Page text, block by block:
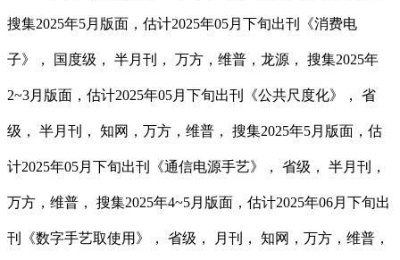
搜集2025年5月版面，估计2025年05月下旬出刊《消费电
子》， 国度级， 半月刊， 万方，维普，龙源， 搜集2025年
2~3月版面，估计2025年05月下旬出刊《公共尺度化》， 省
级， 半月刊， 知网，万方，维普， 搜集2025年5月版面，估
计2025年05月下旬出刊《通信电源手艺》， 省级， 半月刊，
万方，维普， 搜集2025年4~5月版面，估计2025年06月下旬出
刊《数字手艺取使用》， 省级， 月刊， 知网，万方，维普，